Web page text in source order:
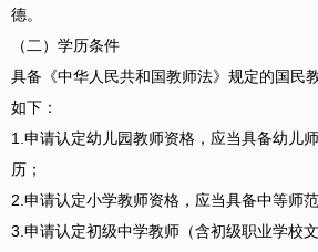
德。
（二）学历条件
具备《中华人民共和国教师法》规定的国民
如下：
1.申请认定幼儿园教师资格，应当具备幼儿
历；
2.申请认定小学教师资格，应当具备中等师
3.申请认定初级中学教师（含初级职业学校